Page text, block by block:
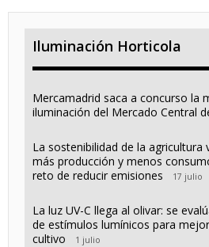
Iluminación Horticola
Mercamadrid saca a concurso la
iluminación del Mercado Central
La sostenibilidad de la agricultura
más producción y menos
reto de reducir emisiones
17 julio
La luz UV-C llega al olivar: se
de estímulos lumínicos para
cultivo
1 julio